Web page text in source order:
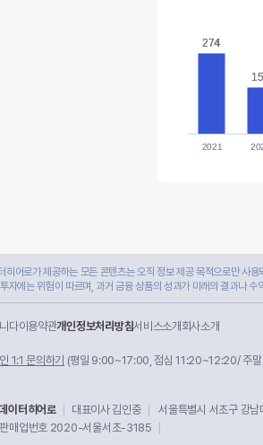
274
274
2021
히어로가 제공하는 모든 콘텐츠는 오직 정보 제공 목적으로만 사
자에는 위험이 따르며, 과거 금융 상품의 성과가 미래의 결과나
다이용약관개인정보처리방침서비스소개 회사소개
1:1 문의하기 (평일 9:00~17:00, 점심 11:20~12:20/ 주말
이터히어로 대표이사 김인중 서울특별시 서초구 강남
매업번호 2020-서울서초-3185